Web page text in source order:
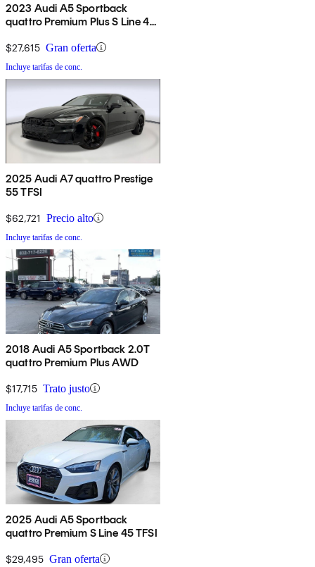
2023 Audi A5 Sportback
quattro Premium Plus S Line 45
$27,615 Gran oferta
Incluye tarifas de conc.
2025 Audi A7 quattro Prestige
55 TFSI
$62,721 Precio alto
Incluye tarifas de conc.
2018 Audi A5 Sportback 2.0T
quattro Premium Plus AWD
$17,715 Trato justo
Incluye tarifas de conc.
2025 Audi A5 Sportback
quattro Premium S Line 45 TFSI
$29,495 Gran oferta